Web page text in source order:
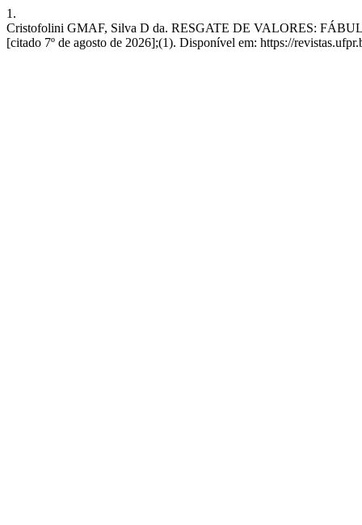
1.
Cristofolini GMAF, Silva D da. RESGATE DE VALORES:
[citado 7º de agosto de 2026];(1). Disponível em: https://